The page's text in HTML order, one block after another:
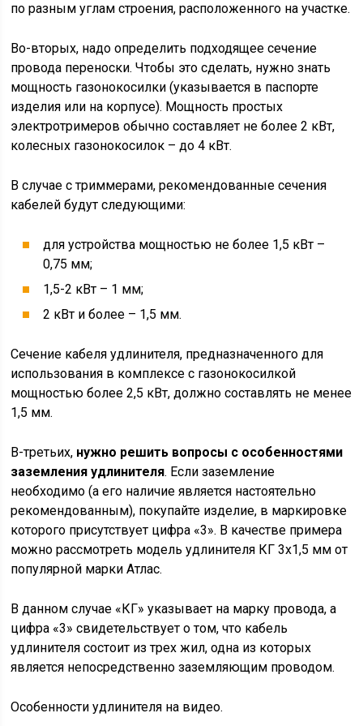
по разным углам строения, расположенного на участке.
Во-вторых, надо определить подходящее сечение
провода переноски. Чтобы это сделать, нужно знать
мощность газонокосилки (указывается в паспорте
изделия или на корпусе). Мощность простых
электротримеров обычно составляет не более 2 кВт,
колесных газонокосилок – до 4 кВт.
В случае с триммерами, рекомендованные сечения
кабелей будут следующими:
для устройства мощностью не более 1,5 кВт –
0,75 мм;
1,5-2 кВт – 1 мм;
2 кВт и более – 1,5 мм.
Сечение кабеля удлинителя, предназначенного для
использования в комплексе с газонокосилкой
мощностью более 2,5 кВт, должно составлять не менее
1,5 мм.
В-третьих, нужно решить вопросы с особенностями
заземления удлинителя. Если заземление
необходимо (а его наличие является настоятельно
рекомендованным), покупайте изделие, в маркировке
которого присутствует цифра «3». В качестве примера
можно рассмотреть модель удлинителя КГ 3х1,5 мм от
популярной марки Атлас.
В данном случае «КГ» указывает на марку провода, а
цифра «3» свидетельствует о том, что кабель
удлинителя состоит из трех жил, одна из которых
является непосредственно заземляющим проводом.
Особенности удлинителя на видео.